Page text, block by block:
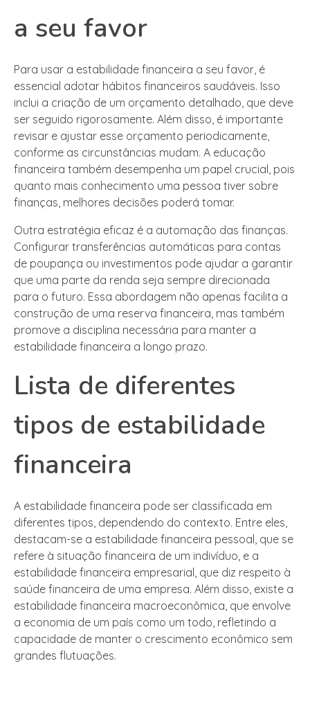
a seu favor
Para usar a estabilidade financeira a seu favor, é
essencial adotar hábitos financeiros saudáveis. Isso
inclui a criação de um orçamento detalhado, que deve
ser seguido rigorosamente. Além disso, é importante
revisar e ajustar esse orçamento periodicamente,
conforme as circunstâncias mudam. A educação
financeira também desempenha um papel crucial, pois
quanto mais conhecimento uma pessoa tiver sobre
finanças, melhores decisões poderá tomar.
Outra estratégia eficaz é a automação das finanças.
Configurar transferências automáticas para contas
de poupança ou investimentos pode ajudar a garantir
que uma parte da renda seja sempre direcionada
para o futuro. Essa abordagem não apenas facilita a
construção de uma reserva financeira, mas também
promove a disciplina necessária para manter a
estabilidade financeira a longo prazo.
Lista de diferentes
tipos de estabilidade
financeira
A estabilidade financeira pode ser classificada em
diferentes tipos, dependendo do contexto. Entre eles,
destacam-se a estabilidade financeira pessoal, que se
refere à situação financeira de um indivíduo, e a
estabilidade financeira empresarial, que diz respeito à
saúde financeira de uma empresa. Além disso, existe a
estabilidade financeira macroeconômica, que envolve
a economia de um país como um todo, refletindo a
capacidade de manter o crescimento econômico sem
grandes flutuações.